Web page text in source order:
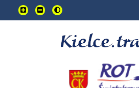
Przejdź
do